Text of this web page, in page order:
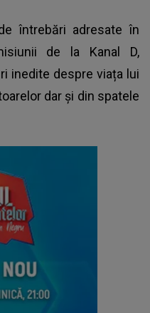
întrebări adresate în
de la Kanal D,
inedite despre viața lui
dar și din spatele